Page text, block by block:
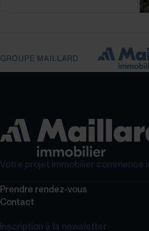
GROUPE MAILLARD
Votre projet immobilier commence
Prendre rendez-vous
Contact
Inscription à la newsletter